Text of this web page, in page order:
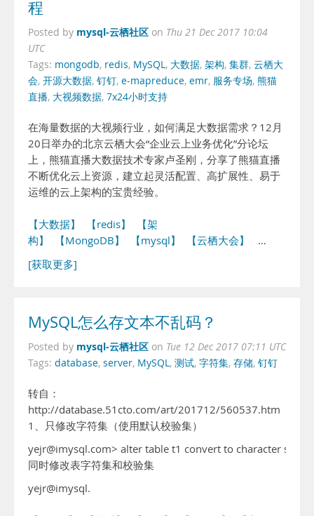
程
Posted by mysql-云栖社区 on Thu 21 Dec 2017 10:04
UTC
Tags: mongodb, redis, MySQL, 大数据, 架构, 集群, 云栖大
会, 开源大数据, 钉钉, e-mapreduce, emr, 服务专场, 熊猫
直播, 大视频数据, 7x24小时支持
在海量数据的大视频行业，如何满足大数据需求？12月
20日举办的北京云栖大会“企业云上业务优化”分论坛
上，熊猫直播大数据技术专家卢圣刚，分享了熊猫直播
不断优化云上资源，建立起灵活配置、高扩展性、易于
运维的云上架构的宝贵经验。
【大数据】 【redis】
【架
构】
【MongoDB】 【mysql】 【云栖大会】
…
[获取更多]
MySQL怎么存文本不乱码？
Posted by mysql-云栖社区 on Tue 12 Dec 2017 07:11 UTC
Tags: database, server, MySQL, 测试, 字符集, 存储, 钉钉
转自：
http://database.51cto.com/art/201712/560537.htm
1、只修改字符集（使用默认校验集）
yejr@imysql.com> alter table t1 convert to character set
同时修改表字符集和校验集
yejr@imysql.